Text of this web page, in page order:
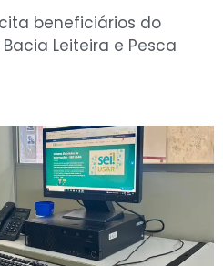
beneficiários do
Leiteira e Pesca